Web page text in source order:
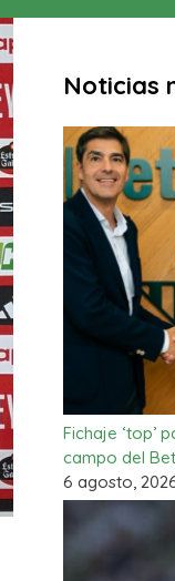
Noticias
Fichaje ‘top’
campo del
6 agosto,